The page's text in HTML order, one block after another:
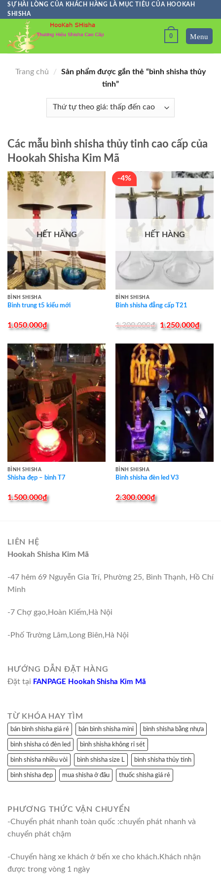
Skip
to
content
SỰ HÀI LÒNG CỦA KHÁCH HÀNG LÀ MỤC TIÊU CỦA HOOKAH
SHISHA
0
Trang chủ /
Sản phẩm được gắn thẻ “bình shisha thủy
tinh”
Các mẫu bình shisha thủy tinh cao cấp của
Hookah Shisha Kim Mã
HẾT HÀNG
BÌNH SHISHA
Bình trung t5 kiểu mới
1.050.000₫
-4%
HẾT HÀNG
BÌNH SHISHA
Bình shisha đẳng cấp T21
1.300.000₫
Original
price
1.300.000₫.
1.250.000₫
price
BÌNH SHISHA
Shisha đẹp – bình T7
1.500.000₫
BÌNH SHISHA
Bình shisha đèn led V3
2.300.000₫
LIÊN HỆ
Hookah Shisha Kim Mã
-47 hẻm 69 Nguyễn Gia Trí, Phường 25, Bình Thạnh, Hồ Chí
Minh
-7 Chợ gạo,Hoàn Kiếm,Hà Nội
-Phố Trường Lâm,Long Biên,Hà Nội
HƯỚNG DẪN ĐẶT HÀNG
Đặt tại FANPAGE Hookah Shisha Kim Mã
TỪ KHÓA HAY TÌM
bán bình shisha giá rẻ bán bình shisha mini bình shisha bằng nhựa
bình shisha có đèn led bình shisha không rỉ sét
bình shisha nhiều vòi bình shisha size L bình shisha thủy tinh
bình shisha đẹp mua shisha ở đâu thuốc shisha giá rẻ
PHƯƠNG THỨC VẬN CHUYỂN
-Chuyển phát nhanh toàn quốc :chuyển phát nhanh và
chuyển phát chậm
-Chuyển hàng xe khách ở bến xe cho khách.Khách nhận
được trong vòng 1 ngày